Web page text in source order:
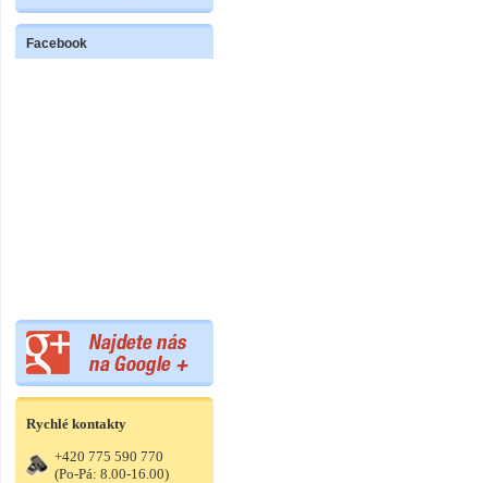
Facebook
Rychlé kontakty
+420 775 590 770
(Po-Pá: 8.00-16.00)